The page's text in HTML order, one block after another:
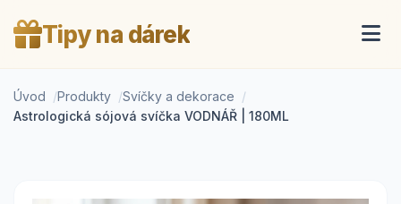
Tipy na dárek
Úvod Produkty
Svíčky a dekorace
Astrologická sójová svíčka VODNÁŘ | 180ML